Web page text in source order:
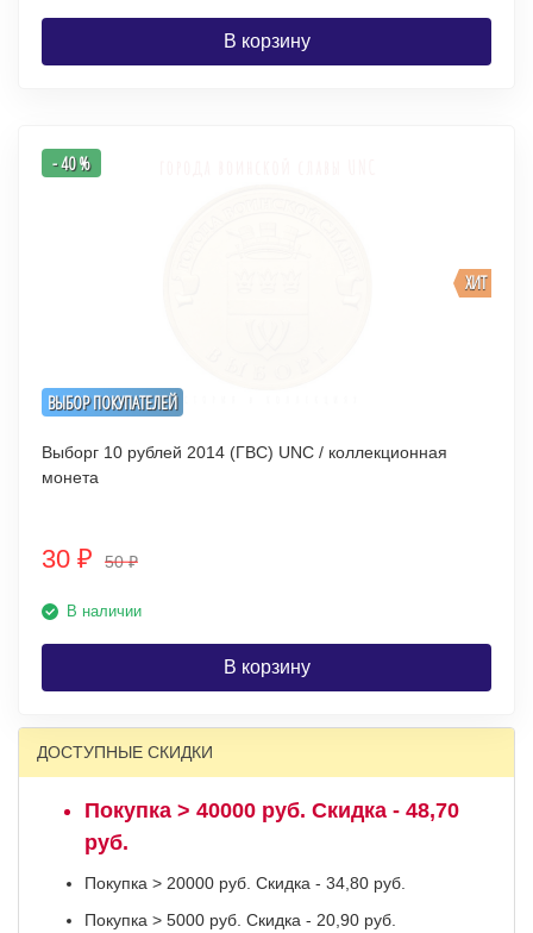
В корзину
ВЫБОР ПОКУПАТЕЛЕЙ
ХИТ
- 40 %
Выборг 10 рублей 2014 (ГВС) UNC / коллекционная
монета
30 ₽ 50₽
В наличии
В корзину
ДОСТУПНЫЕ СКИДКИ
Покупка > 40000 руб. Скидка - 48,70
руб.
Покупка > 20000 руб. Скидка - 34,80 руб.
Покупка > 5000 руб. Скидка - 20,90 руб.